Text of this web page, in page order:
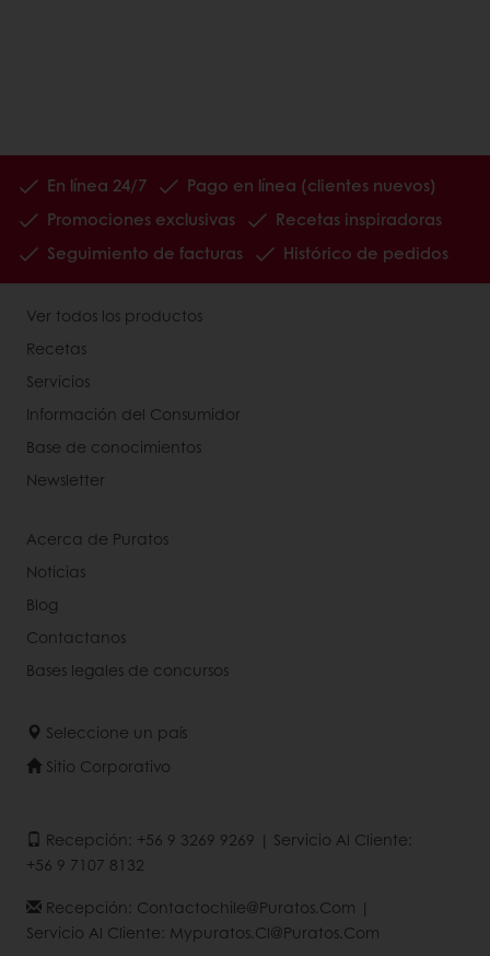
En línea 24/7
Pago en línea (clientes nuevos)
Promociones exclusivas
Recetas inspiradoras
Seguimiento de facturas
Histórico de pedidos
Ver todos los productos
Recetas
Servicios
Información del Consumidor
Base de conocimientos
Newsletter
Acerca de Puratos
Noticias
Blog
Contactanos
Bases legales de concursos
Seleccione un país
Sitio Corporativo
Recepción: +56 9 3269 9269 | Servicio Al Cliente:
+56 9 7107 8132
Recepción: Contactochile@puratos.com |
Servicio Al Cliente: Mypuratos.cl@puratos.com